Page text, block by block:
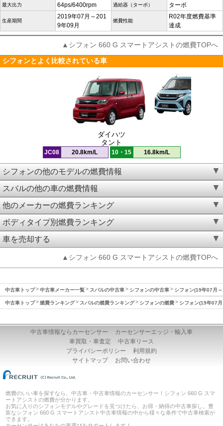
最大出力 64ps/6400rpm 過給器（ターボ） ターボ
生産期間
2019年07月～201
9年09月
燃費性能
R02年度燃費基準
達成
▲シフォン 660 G スマートアシストの燃費TOPへ
シフォンとよく比較されている車
ダイハツ
タント
JC08 20.8km/L 10・15 16.8km/L
シフォンの他のモデルの燃費情報
スバルの他の車の燃費情報
他のメーカーの燃費ランキング
ボディタイプ別燃費ランキング
車を売却する
▲シフォン 660 G スマートアシストの燃費TOPへ
中古車トップ 中古車メーカー一覧 スバルの中古車 シフォンの中古車 シフォン(19年07月
中古車トップ 燃費ランキング スバルの燃費ランキング シフォンの燃費 シフォン(19年07
中古車情報ならカーセンサー
カーセンサーエッジ・輸入車
車買取・車査定
中古車リース
プライバシーポリシー
利用規約
サイトマップ
お問い合わせ
燃費のいい車を探すなら、中古車・中古車情報のカーセンサー！シフォン 660 G スマ
ートアシストの燃費が分かります。
お気に入りのシフォンモデルやグレードを見つけたら、お得・納得の中古車探し。豊
富なシフォン 660 G スマートアシスト中古車情報の中から様々な条件で中古車検索が
できます。